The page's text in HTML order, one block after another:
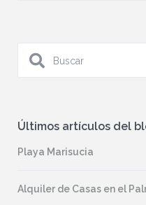
Últimos artículos del
Playa Marisucia
Alquiler de Casas en el